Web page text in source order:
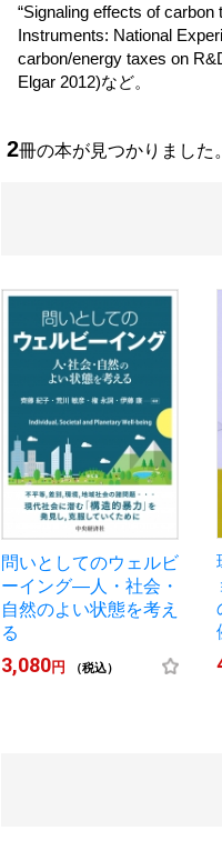
“Signaling effects of
Instruments: National
carbon/energy taxes on
Elgar 2012)など。
2冊の本が見つかりまし
問いとしてのウェルビ
ーイング―人・社会・
自然のよい状態を考え
る
3,080円 （税込）